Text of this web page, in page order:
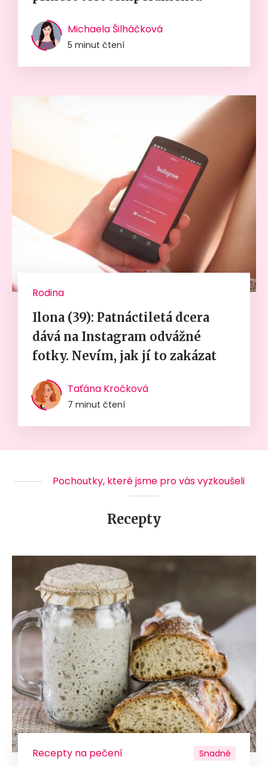
Michaela Šilháčková
5 minut čtení
Rodina
Ilona (39): Patnáctiletá dcera
dává na Instagram odvážné
fotky. Nevím, jak jí to zakázat
Taťána Kročková
7 minut čtení
Pochoutky, které jsme pro vás vyzkoušeli
Recepty
Recepty na pečení Snadné